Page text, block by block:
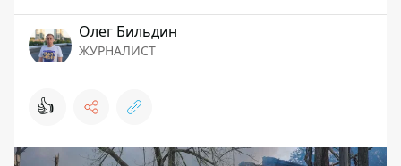
Олег Бильдин
ЖУРНАЛИСТ
👍